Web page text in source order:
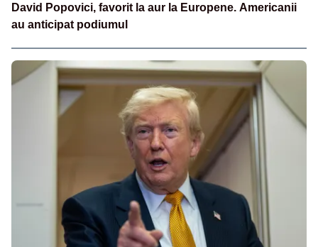
David Popovici, favorit la aur la Europene. Americanii
au anticipat podiumul